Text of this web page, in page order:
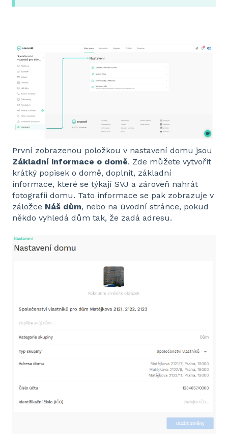
První zobrazenou položkou v nastavení domu jsou
Základní informace o domě. Zde můžete vytvořit
krátký popisek o domě, doplnit, základní
informace, které se týkají SVJ a zároveň nahrát
fotografii domu. Tato informace se pak zobrazuje v
záložce Náš dům, nebo na úvodní stránce, pokud
někdo vyhledá dům tak, že zadá adresu.